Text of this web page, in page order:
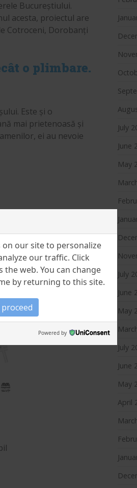
Bucureștiului.
acesta, proiectul are
Cotroceni, Dorobanți
o plimbare.
Este și o
mai prietenoasă și
ei au nevoie
July
June
May
July
June
May
July
June
May
April
our site to personalize
our traffic. Click
web. You can change
by returning to this site.
Powered by